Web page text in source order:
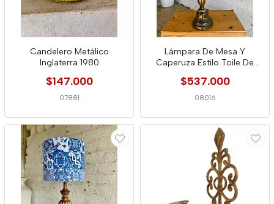
Candelero Metálico
Inglaterra 1980
$147.000
07881
Lámpara De Mesa Y
Caperuza Estilo Toile De
$537.000
08016